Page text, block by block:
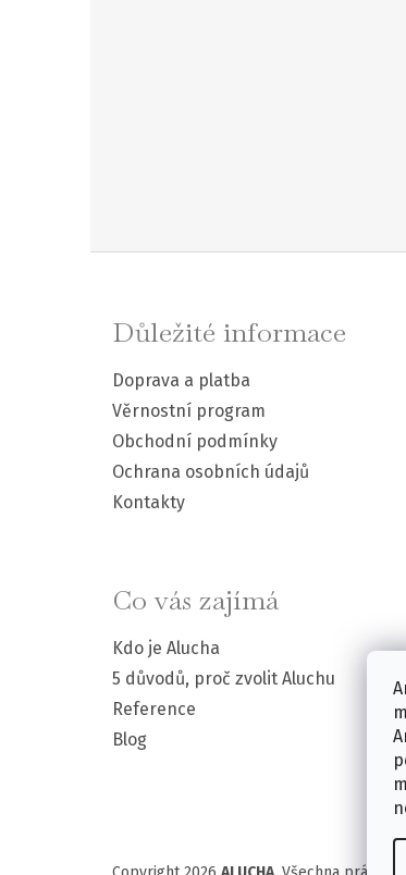
Důležité informace
Doprava a platba
Věrnostní program
Obchodní podmínky
Ochrana osobních údajů
Kontakty
Co vás zajímá
Kdo je Alucha
5 důvodů, proč zvolit Aluchu
Reference
Blog